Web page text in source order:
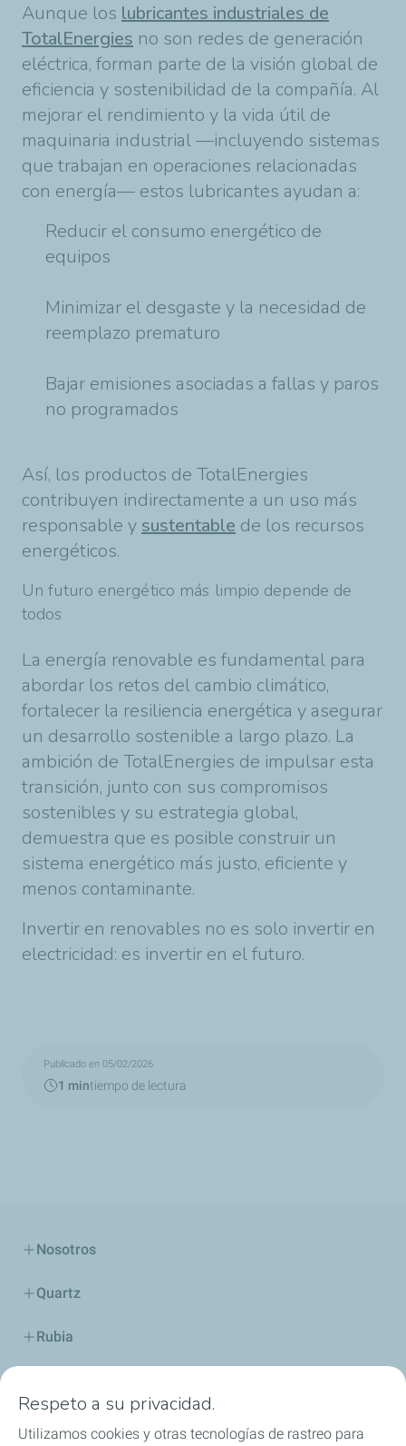
Aunque los lubricantes industriales de
TotalEnergies no son redes de generación
eléctrica, forman parte de la visión global de
eficiencia y sostenibilidad de la compañía. Al
mejorar el rendimiento y la vida útil de
maquinaria industrial —incluyendo sistemas
que trabajan en operaciones relacionadas
con energía— estos lubricantes ayudan a:
Reducir el consumo energético de
equipos
Minimizar el desgaste y la necesidad de
reemplazo prematuro
Bajar emisiones asociadas a fallas y paros
no programados
Así, los productos de TotalEnergies
contribuyen indirectamente a un uso más
responsable y sustentable de los recursos
energéticos.
Un futuro energético más limpio depende de
todos
La energía renovable es fundamental para
abordar los retos del cambio climático,
fortalecer la resiliencia energética y asegurar
un desarrollo sostenible a largo plazo. La
ambición de TotalEnergies de impulsar esta
transición, junto con sus compromisos
sostenibles y su estrategia global,
demuestra que es posible construir un
sistema energético más justo, eficiente y
menos contaminante.
Invertir en renovables no es solo invertir en
electricidad: es invertir en el futuro.
Publicado en 05/02/2026
1 mintiempo de lectura
Nosotros
Quartz
Rubia
Lubricantes y especialidades
Respeto a su privacidad.
Utilizamos cookies y otras tecnologías de rastreo para